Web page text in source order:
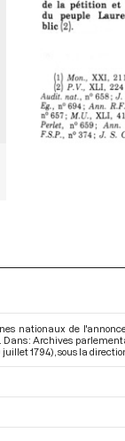
nationaux de
Dans : Archives
1794) , sous la